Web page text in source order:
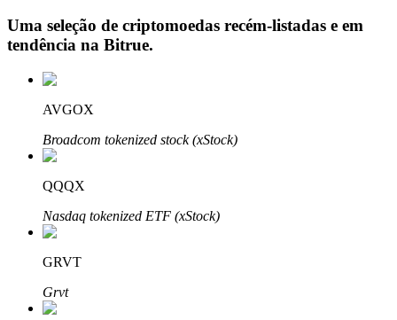
Investimento Automático
Obtenha lucro a longo prazo e interesses flexíveis
Aprenda a apostar
Uma seleção de criptomoedas recém-listadas e em
tendência na Bitrue.
AVGOX
Broadcom tokenized stock (xStock)
QQQX
Nasdaq tokenized ETF (xStock)
GRVT
Grvt